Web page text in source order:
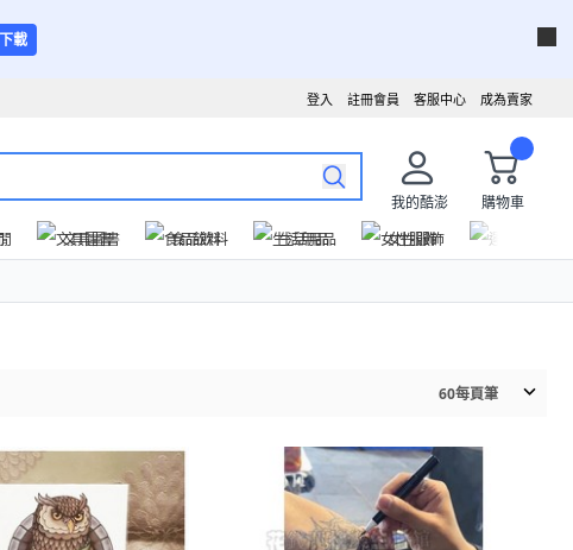
下載
成為賣家
客服中心
註冊會員
登入
我的酷澎
購物車
文具圖書 食品飲料 生活用品 女性服飾
60每頁筆